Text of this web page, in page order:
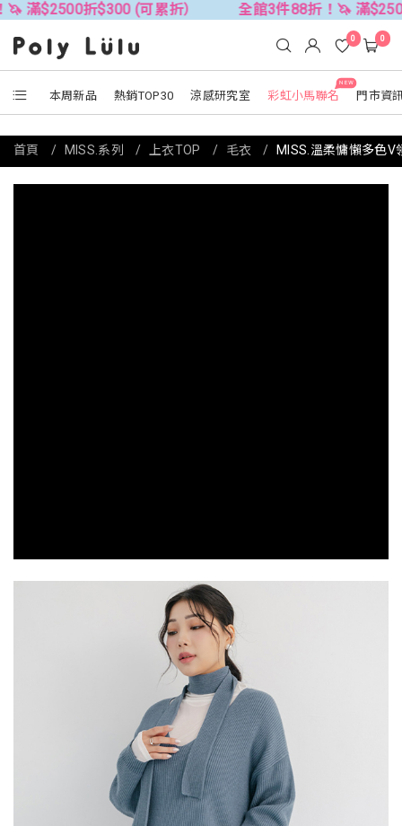
折$300 (可累折） 全館3件88折！🦄 滿$2500折$300
本周新品 熱銷TOP30 涼感研究室
NEW
彩虹小馬聯名 門市資
0 0
首頁 MISS.系列 上衣TOP 毛衣 MISS.溫柔慵懶多色